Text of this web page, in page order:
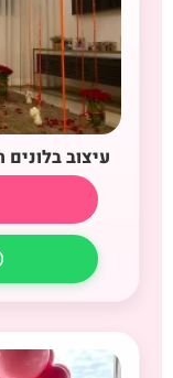
עיצוב בלונים